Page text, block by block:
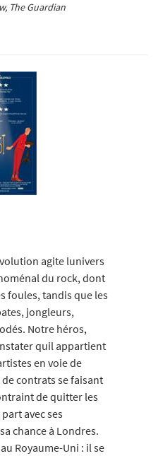
The Guardian
agite lunivers
du rock, dont
foules, tandis que les
jongleurs,
Notre héros,
quil appartient
en voie de
contrats se faisant
de quitter les
avec ses
chance à Londres.
Royaume-Uni : il se